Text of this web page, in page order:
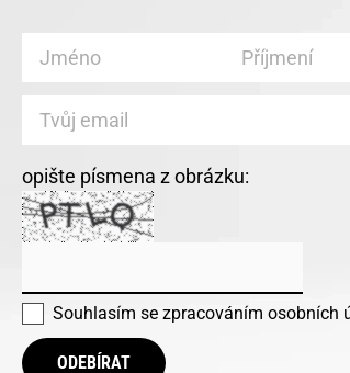
opište písmena z obrázku:
Souhlasím se zpracováním osobních
ODEBÍRAT